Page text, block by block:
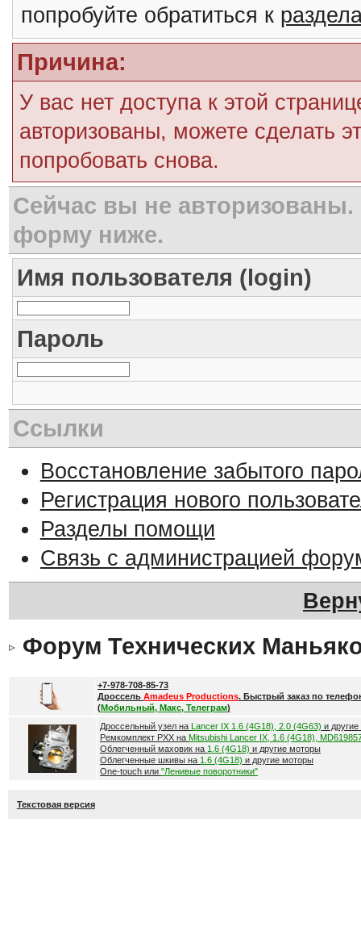
попробуйте обратиться к
Причина:
У вас нет доступа к этой
авторизованы, можете сделать
попробовать снова.
Сейчас вы не авторизованы.
форму ниже.
Имя пользователя (login)
Пароль
Ссылки
Восстановление забытого
Регистрация нового
Разделы помощи
Связь с администрацией
Форум Технических
+7-978-708-85-73
Дроссель Amadeus Productions. Быстрый заказ по
(Мобильный, Макс, Телеграм)
Дроссельный узел на Lancer IX 1.6 (4G18), 2.0 (4G63) и
Ремкомплект РХХ на Mitsubishi Lancer IX, 1.6 (4G18),
Облегченный маховик на 1.6 (4G18) и другие моторы
Облегченные шкивы на 1.6 (4G18) и другие моторы
One-touch или "Ленивые поворотники"
Текстовая версия